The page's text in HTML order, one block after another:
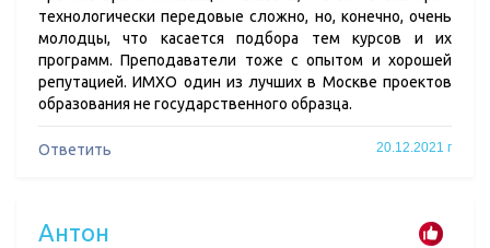
технологически передовые сложно, но, конечно, очень
молодцы, что касается подбора тем курсов и их
программ. Преподаватели тоже с опытом и хорошей
репутацией. ИМХО один из лучших в Москве проектов
образования не государственного образца.
Ответить 20.12.2021 г
Антон